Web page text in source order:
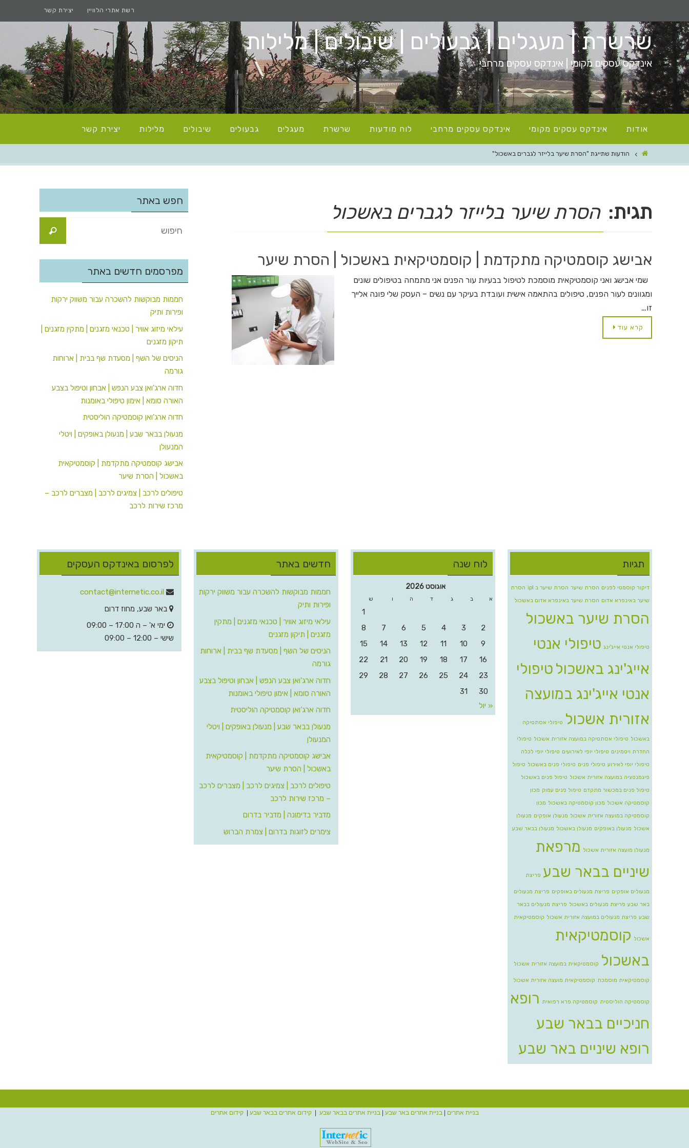
רשת אתרי הלוויין יצירת קשר
שרשרת | מעגלים | גבעולים | שיבולים | מלילות
אינדקס עסקים מקומי | אינדקס עסקים מרחבי
אודות אינדקס עסקים מקומי אינדקס עסקים מרחבי לוח מודעות שרשרת מעגלים גבעולים שיבולים מלילות יצירת קשר
הודעות שתייגת "הסרת שיער בלייזר לגברים באשכול"
תגית: הסרת שיער בלייזר לגברים באשכול
אבישג קוסמטיקה מתקדמת | קוסמטיקאית באשכול | הסרת שיער
שמי אבישג ואני קוסמטיקאית מוסמכת לטיפול בבעיות עור הפנים אני מתמחה בטיפולים שונים
ומגוונים לעור הפנים, טיפולים בהתאמה אישית ועובדת בעיקר עם נשים – העסק שלי פונה אלייך
זו…
קרא עוד
חפש באתר
מפרסמים חדשים באתר
חממות מבוקשות להשכרה עבור משווק ירקות
ופירות ותיק
עילאי מיזוג אוויר | טכנאי מזגנים | מתקין מזגנים |
תיקון מזגנים
הניסים של השף | מסעדת שף בבית | ארוחות
גורמה
חדוה ארג'ואן צבע הנפש | אבחון וטיפול בצבע
האורה סומא | אימון טיפולי באומנות
חדוה ארג’ואן קוסמטיקה הוליסטית
מנעולן בבאר שבע | מנעולן באופקים | ויטלי
המנעולן
אבישג קוסמטיקה מתקדמת | קוסמטיקאית
באשכול | הסרת שיער
טיפולים לרכב | צמיגים לרכב | מצברים לרכב –
מרכז שירות לרכב
תגיות
דיקור קוסמטי לפנים הסרת שיער הסרת שיער ב ipl
הסרת
שיער באינפרא אדום הסרת שיער באינפרא אדום באשכול
הסרת שיער באשכול
טיפולי אנטי אייג'ינג טיפולי אנטי
אייג'ינג באשכול טיפולי
אנטי אייג'ינג במועצה
אזורית אשכול טיפולי אסתטיקה
באשכול טיפולי אסתטיקה במועצה אזורית אשכול טיפולי
החדרת ויטמינים טיפולי יופי לאירועים טיפולי יופי לכלה
טיפולי יופי לאירוע טיפולי פנים טיפולי פנים באשכול טיפול
פיגמנטציה במועצה אזורית אשכול טיפול פנים באשכול
טיפול פנים במכשור מתקדם טיפול פנים עמוק מכון
קוסמטיקה אשכול מכון קוסמטיקה באשכול מכון
קוסמטיקה במועצה אזורית אשכול מנעולן אופקים מנעולן
אשכול מנעולן באופקים מנעולן באשכול מנעולן בבאר שבע
מנעולן מועצה אזורית אשכול מרפאת
שיניים בבאר שבע פריצת
מנעולים אופקים פריצת מנעולים באופקים פריצת מנעולים
באר שבע פריצת מנעולים באשכול פריצת מנעולים בבאר
שבע פריצת מנעולים במועצה אזורית אשכול קוסמטיקאית
אשכול קוסמטיקאית
באשכול קוסמטיקאית במועצה אזורית אשכול
קוסמטיקאית מוסמכת קוסמטיקאית מועצה אזורית אשכול
קוסמטיקה הוליסטית קוסמטיקה פרא רפואית רופא
חניכיים בבאר שבע
רופא שיניים באר שבע
לוח שנה
אוגוסט 2026
א ב ג ד ה ו ש
1
2
3
4
5
6
7
8
9
10
11
12
13
14
15
16
17
18
19
20
21
22
23
24
25
26
27
28
29
30
31
« יול
חדשים באתר
חממות מבוקשות להשכרה עבור משווק ירקות
ופירות ותיק
עילאי מיזוג אוויר | טכנאי מזגנים | מתקין
מזגנים | תיקון מזגנים
הניסים של השף | מסעדת שף בבית | ארוחות
גורמה
חדוה ארג'ואן צבע הנפש | אבחון וטיפול בצבע
האורה סומא | אימון טיפולי באומנות
חדוה ארג’ואן קוסמטיקה הוליסטית
מנעולן בבאר שבע | מנעולן באופקים | ויטלי
המנעולן
אבישג קוסמטיקה מתקדמת | קוסמטיקאית
באשכול | הסרת שיער
טיפולים לרכב | צמיגים לרכב | מצברים לרכב
– מרכז שירות לרכב
מדביר בדימונה | מדביר בדרום
צימרים לזוגות בדרום | צמרת הברוש
לפרסום באינדקס העסקים
contact@internetic.co.il‬
באר שבע, מחוז דרום
ימי א' – ה 17:00 – 09:00
שישי – 12:00 – 09:00
בניית אתרים |בניית אתרים באר שבע |בניית אתרים בבאר שבע |קידום אתרים בבאר שבע |קידום אתרים